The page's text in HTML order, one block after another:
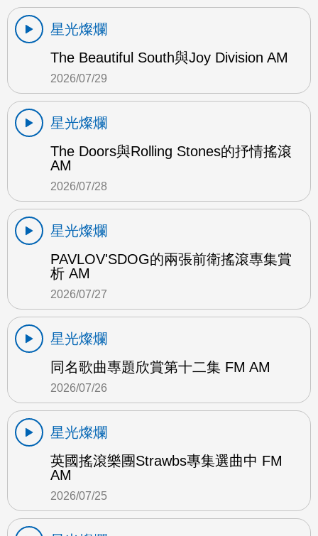
星光燦爛
The Beautiful South與Joy Division AM
2026/07/29
星光燦爛
The Doors與Rolling Stones的抒情搖滾
AM
2026/07/28
星光燦爛
PAVLOV'SDOG的兩張前衛搖滾專集賞
析 AM
2026/07/27
星光燦爛
同名歌曲專題欣賞第十二集 FM AM
2026/07/26
星光燦爛
英國搖滾樂團Strawbs專集選曲中 FM
AM
2026/07/25